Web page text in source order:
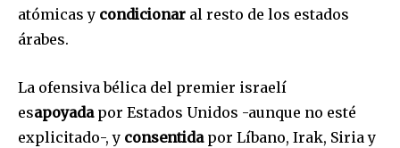
atómicas y condicionar al resto de los estados
árabes.
La ofensiva bélica del premier israelí
esapoyadapor Estados Unidos -aunque no esté
explicitado-, y consentidapor Líbano, Irak, Siria y